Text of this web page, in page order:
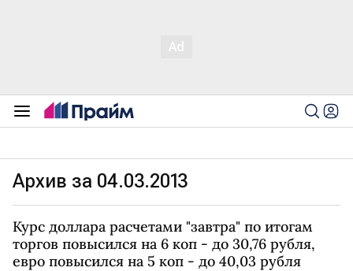
Архив за 04.03.2013
Курс доллара расчетами "завтра" по итогам
торгов повысился на 6 коп - до 30,76 рубля,
евро повысился на 5 коп - до 40,03 рубля